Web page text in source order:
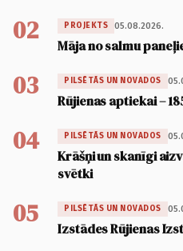
02 PROJEKTS 05.08.2026.
Māja no salmu
03 PILSĒTĀS UN NOVADOS
Rūjienas aptiekai –
04 PILSĒTĀS UN NOVADOS
Krāšņi un skanīgi
svētki
05 PILSĒTĀS UN NOVADOS
Izstādes Rūjienas